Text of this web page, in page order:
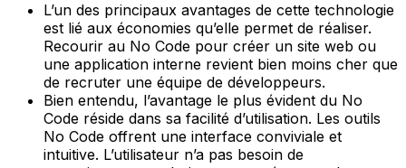
L’un des principaux avantages de cette technologie
est lié aux économies qu’elle permet de réaliser.
Recourir au No Code pour créer un site web ou
une application interne revient bien moins cher que
de recruter une équipe de développeurs.
Bien entendu, l’avantage le plus évident du No
Code réside dans sa facilité d’utilisation. Les outils
No Code offrent une interface conviviale et
intuitive. L’utilisateur n’a pas besoin de